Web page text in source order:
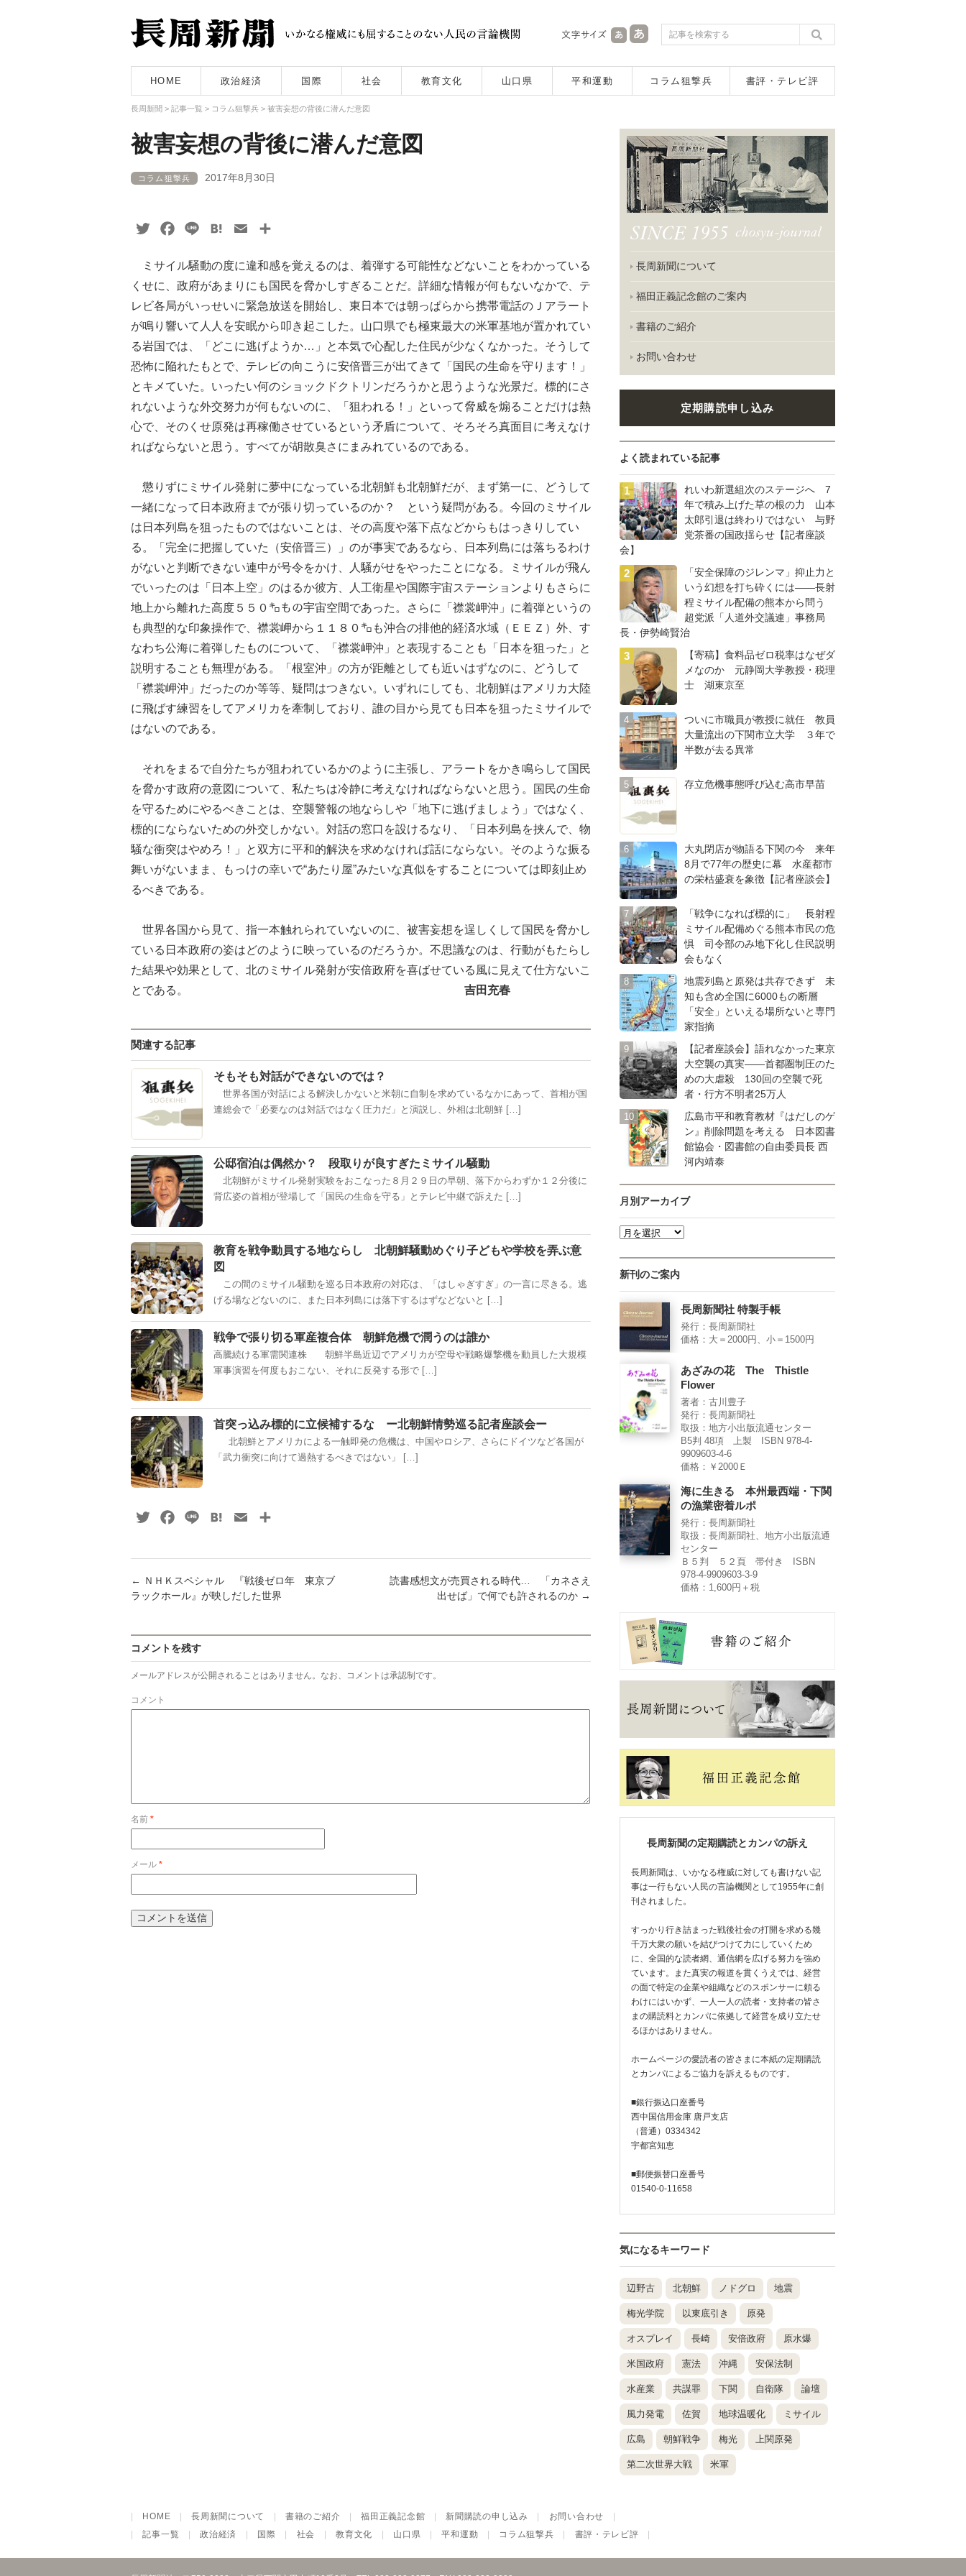
HOME 政治経済 国際 社会 教育文化 山口県 平和運動 コラム狙撃兵 書評・テレビ評
長周新聞 > 記事一覧 > コラム狙撃兵 > 被害妄想の背後に潜んだ意図
被害妄想の背後に潜んだ意図
コラム狙撃兵 2017年8月30日
TwitterFacebook
Line HatenaEmail
ミサイル騒動の度に違和感を覚えるのは、着弾する可能性などないことをわかっている
くせに、政府があまりにも国民を脅かしすぎることだ。詳細な情報が何もないなかで、テ
レビ各局がいっせいに緊急放送を開始し、東日本では朝っぱらから携帯電話のＪアラート
が鳴り響いて人人を安眠から叩き起こした。山口県でも極東最大の米軍基地が置かれてい
る岩国では、「どこに逃げようか…」と本気で心配した住民が少なくなかった。そうして
恐怖に陥れたもとで、テレビの向こうに安倍晋三が出てきて「国民の生命を守ります！」
とキメていた。いったい何のショックドクトリンだろうかと思うような光景だ。標的にさ
れないような外交努力が何もないのに、「狙われる！」といって脅威を煽ることだけは熱
心で、そのくせ原発は再稼働させているという矛盾について、そろそろ真面目に考えなけ
ればならないと思う。すべてが胡散臭さにまみれているのである。
懲りずにミサイル発射に夢中になっている北朝鮮も北朝鮮だが、まず第一に、どうして
一緒になって日本政府までが張り切っているのか？ という疑問がある。今回のミサイル
は日本列島を狙ったものではないことは、その高度や落下点などからもはっきりしてい
る。「完全に把握していた（安倍晋三）」のが事実であるなら、日本列島には落ちるわけ
がないと判断できない連中が号令をかけ、人騒がせをやったことになる。ミサイルが飛ん
でいったのは「日本上空」のはるか彼方、人工衛星や国際宇宙ステーションよりもさらに
地上から離れた高度５５０㌔もの宇宙空間であった。さらに「襟裳岬沖」に着弾というの
も典型的な印象操作で、襟裳岬から１１８０㌔も沖合の排他的経済水域（ＥＥＺ）外、す
なわち公海に着弾したものについて、「襟裳岬沖」と表現することも「日本を狙った」と
説明することも無理がある。「根室沖」の方が距離としても近いはずなのに、どうして
「襟裳岬沖」だったのか等等、疑問はつきない。いずれにしても、北朝鮮はアメリカ大陸
に飛ばす練習をしてアメリカを牽制しており、誰の目から見ても日本を狙ったミサイルで
はないのである。
それをまるで自分たちが狙われているかのように主張し、アラートをかき鳴らして国民
を脅かす政府の意図について、私たちは冷静に考えなければならないと思う。国民の生命
を守るためにやるべきことは、空襲警報の地ならしや「地下に逃げましょう」ではなく、
標的にならないための外交しかない。対話の窓口を設けるなり、「日本列島を挟んで、物
騒な衝突はやめろ！」と双方に平和的解決を求めなければ話にならない。そのような振る
舞いがないまま、もっけの幸いで“あたり屋”みたいな真似をすることについては即刻止め
るべきである。
世界各国から見て、指一本触れられていないのに、被害妄想を逞しくして国民を脅かし
ている日本政府の姿はどのように映っているのだろうか。不思議なのは、行動がもたらし
た結果や効果として、北のミサイル発射が安倍政府を喜ばせている風に見えて仕方ないこ
とである。 吉田充春
関連する記事
そもそも対話ができないのでは？
世界各国が対話による解決しかないと米朝に自制を求めているなかにあって、首相が国
連総会で「必要なのは対話ではなく圧力だ」と演説し、外相は北朝鮮 […]
公邸宿泊は偶然か？ 段取りが良すぎたミサイル騒動
北朝鮮がミサイル発射実験をおこなった８月２９日の早朝、落下からわずか１２分後に
背広姿の首相が登場して「国民の生命を守る」とテレビ中継で訴えた […]
教育を戦争動員する地ならし 北朝鮮騒動めぐり子どもや学校を弄ぶ意
図
この間のミサイル騒動を巡る日本政府の対応は、「はしゃぎすぎ」の一言に尽きる。逃
げる場などないのに、また日本列島には落下するはずなどないと […]
戦争で張り切る軍産複合体 朝鮮危機で潤うのは誰か
高騰続ける軍需関連株 朝鮮半島近辺でアメリカが空母や戦略爆撃機を動員した大規模
軍事演習を何度もおこない、それに反発する形で […]
首突っ込み標的に立候補するな ー北朝鮮情勢巡る記者座談会ー
北朝鮮とアメリカによる一触即発の危機は、中国やロシア、さらにドイツなど各国が
「武力衝突に向けて過熱するべきではない」 […]
TwitterFacebook
Line HatenaEmail
← ＮＨＫスペシャル 『戦後ゼロ年 東京ブ
ラックホール』が映しだした世界
読書感想文が売買される時代… 「カネさえ
出せば」で何でも許されるのか →
コメントを残す
メールアドレスが公開されることはありません。なお、コメントは承認制です。
コメント
名前 *
メール *
長周新聞について
福田正義記念館のご案内
書籍のご紹介
お問い合わせ
定期購読申し込み
よく読まれている記事
れいわ新選組次のステージへ 7
年で積み上げた草の根の力 山本
太郎引退は終わりではない 与野
党茶番の国政揺らせ【記者座談
会】
「安全保障のジレンマ」抑止力と
いう幻想を打ち砕くには――長射
程ミサイル配備の熊本から問う
超党派「人道外交議連」事務局
長・伊勢崎賢治
【寄稿】食料品ゼロ税率はなぜダ
メなのか 元静岡大学教授・税理
士 湖東京至
ついに市職員が教授に就任 教員
大量流出の下関市立大学 ３年で
半数が去る異常
存立危機事態呼び込む高市早苗
大丸閉店が物語る下関の今 来年
8月で77年の歴史に幕 水産都市
の栄枯盛衰を象徴【記者座談会】
「戦争になれば標的に」 長射程
ミサイル配備めぐる熊本市民の危
惧 司令部のみ地下化し住民説明
会もなく
地震列島と原発は共存できず 未
知も含め全国に6000もの断層
「安全」といえる場所ないと専門
家指摘
【記者座談会】語れなかった東京
大空襲の真実――首都圏制圧のた
めの大虐殺 130回の空襲で死
者・行方不明者25万人
広島市平和教育教材『はだしのゲ
ン』削除問題を考える 日本図書
館協会・図書館の自由委員長 西
河内靖泰
月別アーカイブ
新刊のご案内
長周新聞社 特製手帳
発行：長周新聞社
価格：大＝2000円、小＝1500円
あざみの花 The Thistle
Flower
著者：古川豊子
発行：長周新聞社
取扱：地方小出版流通センター
B5判 48項 上製 ISBN 978-4-
9909603-4-6
価格：￥2000Ｅ
海に生きる 本州最西端・下関
の漁業密着ルポ
発行：長周新聞社
取扱：長周新聞社、地方小出版流通
センター
Ｂ５判 ５２頁 帯付き ISBN
978-4-9909603-3-9
価格：1,600円＋税
長周新聞の定期購読とカンパの訴え
長周新聞は、いかなる権威に対しても書けない記
事は一行もない人民の言論機関として1955年に創
刊されました。
すっかり行き詰まった戦後社会の打開を求める幾
千万大衆の願いを結びつけて力にしていくため
に、全国的な読者網、通信網を広げる努力を強め
ています。また真実の報道を貫くうえでは、経営
の面で特定の企業や組織などのスポンサーに頼る
わけにはいかず、一人一人の読者・支持者の皆さ
まの購読料とカンパに依拠して経営を成り立たせ
るほかはありません。
ホームページの愛読者の皆さまに本紙の定期購読
とカンパによるご協力を訴えるものです。
■銀行振込口座番号
西中国信用金庫 唐戸支店
（普通）0334342
宇都宮知恵
■郵便振替口座番号
01540-0-11658
気になるキーワード
辺野古 北朝鮮 ノドグロ 地震
梅光学院 以東底引き 原発
オスプレイ 長崎 安倍政府 原水爆
米国政府 憲法 沖縄 安保法制
水産業 共謀罪 下関 自衛隊 論壇
風力発電 佐賀 地球温暖化 ミサイル
広島 朝鮮戦争 梅光 上関原発
第二次世界大戦 米軍
HOME |長周新聞について |書籍のご紹介 |福田正義記念館 新聞購読の申し込み お問い合わせ
|記事一覧 |政治経済 国際 社会 |教育文化 山口県 |平和運動 コラム狙撃兵 書評・テレビ評